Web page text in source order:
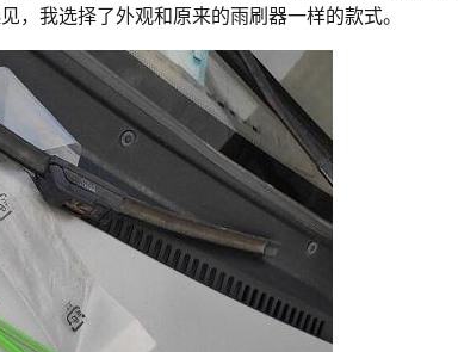
我选择了外观和原来的雨刷器一样的款式。